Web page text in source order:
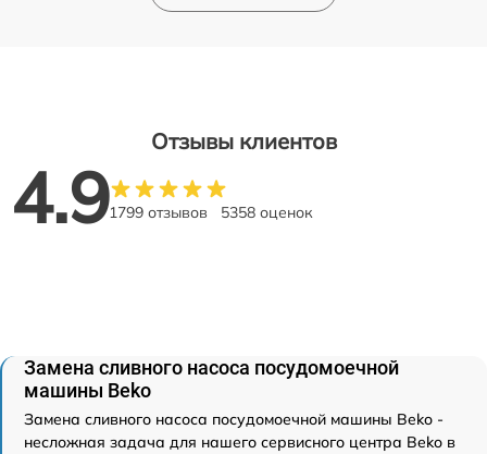
Отзывы клиентов
4.91799 отзывов 5358 оценок
Замена сливного насоса посудомоечной
машины Beko
Замена сливного насоса посудомоечной машины Beko -
несложная задача для нашего сервисного центра Beko в